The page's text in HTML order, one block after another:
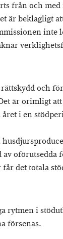
från och med
är beklagligt
inte
och
är orimligt
i en
av oförutsedda
det totala
rytmen i
försenas.